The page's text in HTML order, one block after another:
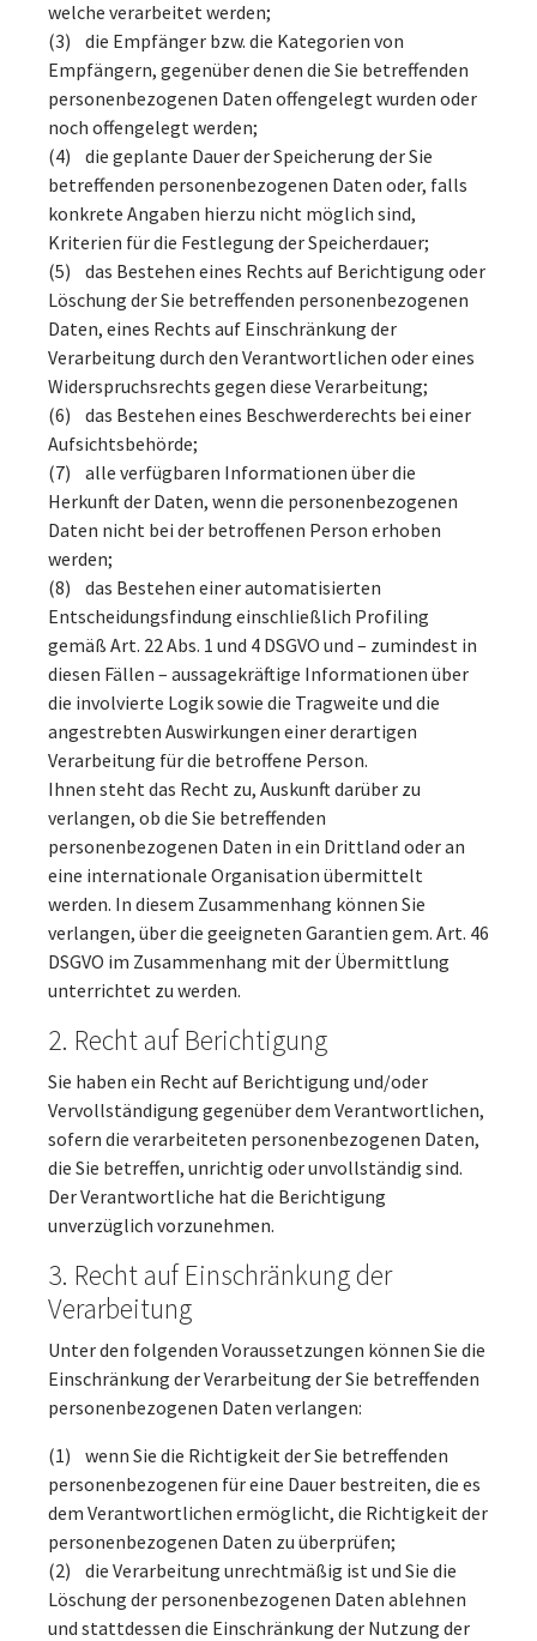
welche verarbeitet werden;
(3) die Empfänger bzw. die Kategorien von
Empfängern, gegenüber denen die Sie betreffenden
personenbezogenen Daten offengelegt wurden oder
noch offengelegt werden;
(4) die geplante Dauer der Speicherung der Sie
betreffenden personenbezogenen Daten oder, falls
konkrete Angaben hierzu nicht möglich sind,
Kriterien für die Festlegung der Speicherdauer;
(5) das Bestehen eines Rechts auf Berichtigung oder
Löschung der Sie betreffenden personenbezogenen
Daten, eines Rechts auf Einschränkung der
Verarbeitung durch den Verantwortlichen oder eines
Widerspruchsrechts gegen diese Verarbeitung;
(6) das Bestehen eines Beschwerderechts bei einer
Aufsichtsbehörde;
(7) alle verfügbaren Informationen über die
Herkunft der Daten, wenn die personenbezogenen
Daten nicht bei der betroffenen Person erhoben
werden;
(8) das Bestehen einer automatisierten
Entscheidungsfindung einschließlich Profiling
gemäß Art. 22 Abs. 1 und 4 DSGVO und – zumindest in
diesen Fällen – aussagekräftige Informationen über
die involvierte Logik sowie die Tragweite und die
angestrebten Auswirkungen einer derartigen
Verarbeitung für die betroffene Person.
Ihnen steht das Recht zu, Auskunft darüber zu
verlangen, ob die Sie betreffenden
personenbezogenen Daten in ein Drittland oder an
eine internationale Organisation übermittelt
werden. In diesem Zusammenhang können Sie
verlangen, über die geeigneten Garantien gem. Art. 46
DSGVO im Zusammenhang mit der Übermittlung
unterrichtet zu werden.
2. Recht auf Berichtigung
Sie haben ein Recht auf Berichtigung und/oder
Vervollständigung gegenüber dem Verantwortlichen,
sofern die verarbeiteten personenbezogenen Daten,
die Sie betreffen, unrichtig oder unvollständig sind.
Der Verantwortliche hat die Berichtigung
unverzüglich vorzunehmen.
3. Recht auf Einschränkung der
Verarbeitung
Unter den folgenden Voraussetzungen können Sie die
Einschränkung der Verarbeitung der Sie betreffenden
personenbezogenen Daten verlangen:
(1) wenn Sie die Richtigkeit der Sie betreffenden
personenbezogenen für eine Dauer bestreiten, die es
dem Verantwortlichen ermöglicht, die Richtigkeit der
personenbezogenen Daten zu überprüfen;
(2) die Verarbeitung unrechtmäßig ist und Sie die
Löschung der personenbezogenen Daten ablehnen
und stattdessen die Einschränkung der Nutzung der